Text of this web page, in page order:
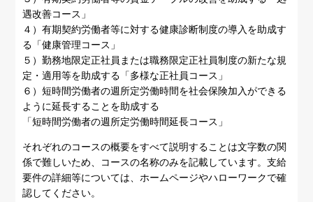
遇改善コース」
４）有期契約労働者等に対する健康診断制度の導入を助成す
る「健康管理コース」
５）勤務地限定正社員または職務限定正社員制度の新たな規
定・適用等を助成する「多様な正社員コース」
６）短時間労働者の週所定労働時間を社会保険加入ができる
ように延長することを助成する
「短時間労働者の週所定労働時間延長コース」
それぞれのコースの概要をすべて説明することは文字数の関
係で難しいため、コースの名称のみを記載しています。支給
要件の詳細等については、ホームページやハローワークで確
認してください。